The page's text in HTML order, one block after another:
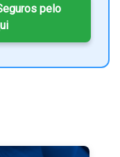
pelo